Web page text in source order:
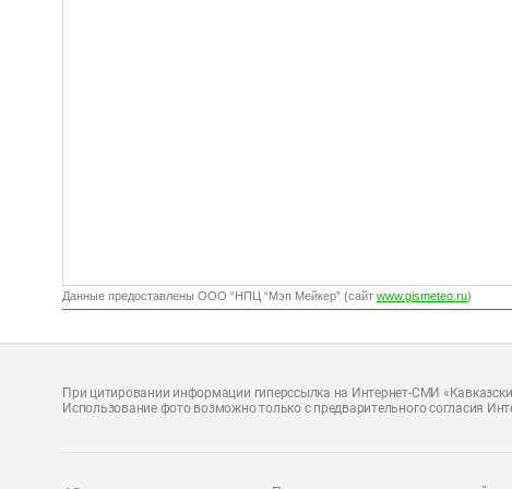
Данные предоставлены ООО “НПЦ “Мэп Мейкер” (сайт www.gismeteo.ru)
При цитировании информации гиперссылка на Интернет-СМИ
Использование фото возможно только с предварительного согласия